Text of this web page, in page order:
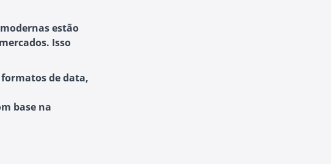
estão
Isso
de data,
base na